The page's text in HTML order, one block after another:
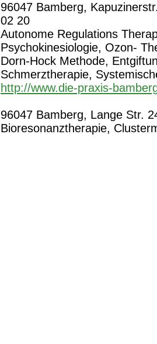
96047 Bamberg,
02 20
Autonome Regulations
Psychokinesiologie, Ozon-
Dorn-Hock Methode,
Schmerztherapie,
http://www.die-praxis-
96047 Bamberg, Lange Str.
Bioresonanztherapie,